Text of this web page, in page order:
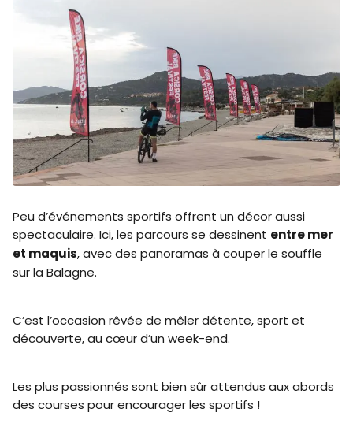
Peu d’événements sportifs offrent un décor aussi
spectaculaire. Ici, les parcours se dessinent entre mer
et maquis, avec des panoramas à couper le souffle
sur la Balagne.
C’est l’occasion rêvée de mêler détente, sport et
découverte, au cœur d’un week-end.
Les plus passionnés sont bien sûr attendus aux abords
des courses pour encourager les sportifs !